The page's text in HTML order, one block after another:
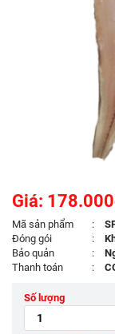
Giá:
Mã sản phẩm :
Đóng gói
:
Bảo quản
:
Thanh toán
:
Số lượng